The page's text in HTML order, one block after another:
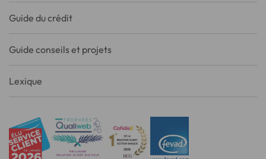
Guide du crédit
Guide conseils et projets
Lexique